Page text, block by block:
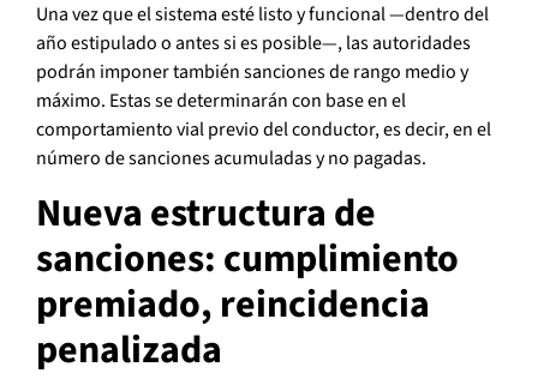
Una vez que el sistema esté listo y funcional —dentro del
año estipulado o antes si es posible—, las autoridades
podrán imponer también sanciones de rango medio y
máximo. Estas se determinarán con base en el
comportamiento vial previo del conductor, es decir, en el
número de sanciones acumuladas y no pagadas.
Nueva estructura de
sanciones: cumplimiento
premiado, reincidencia
penalizada